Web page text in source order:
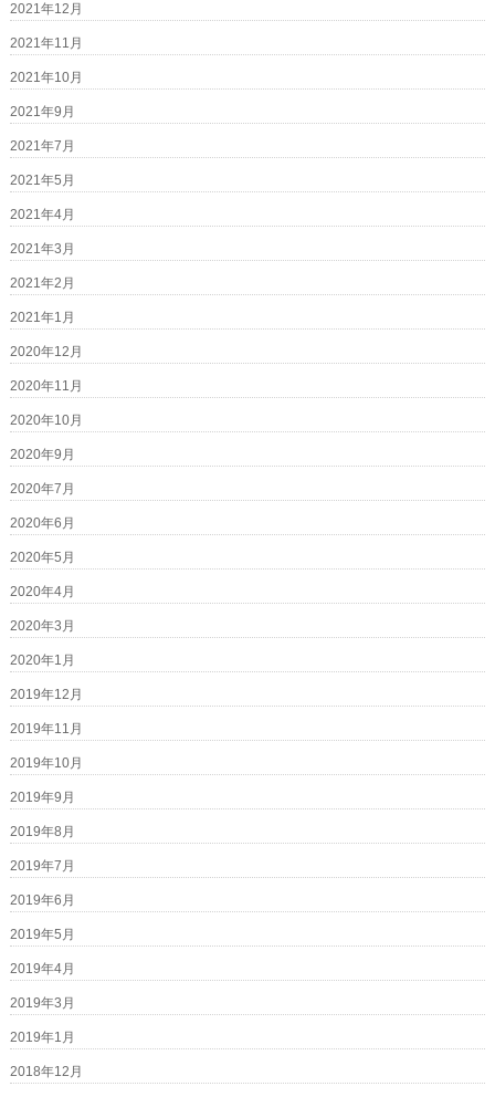
2021年12月
2021年11月
2021年10月
2021年9月
2021年7月
2021年5月
2021年4月
2021年3月
2021年2月
2021年1月
2020年12月
2020年11月
2020年10月
2020年9月
2020年7月
2020年6月
2020年5月
2020年4月
2020年3月
2020年1月
2019年12月
2019年11月
2019年10月
2019年9月
2019年8月
2019年7月
2019年6月
2019年5月
2019年4月
2019年3月
2019年1月
2018年12月